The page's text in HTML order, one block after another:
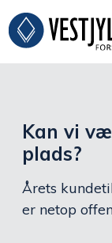
Kan vi
plads?
Årets
er netop